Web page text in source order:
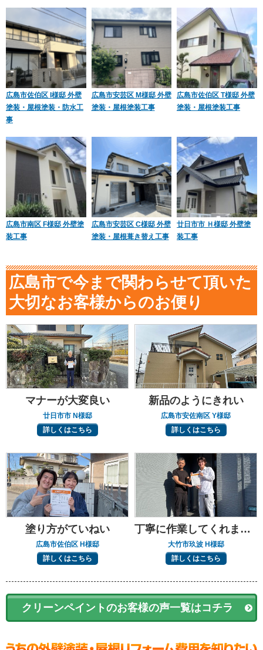
広島市佐伯区 I様邸 外壁
塗装・屋根塗装・防水工
事
広島市安芸区 M様邸 外壁
塗装・屋根塗装工事
広島市佐伯区 T様邸 外壁
塗装・屋根塗装工事
広島市南区 F様邸 外壁塗
装工事
広島市安芸区 C様邸 外壁
塗装・屋根葺き替え工事
廿日市市 Ｈ様邸 外壁塗
装工事
広島市で今まで関わらせて頂いた
大切なお客様からのお便り
マナーが大変良い
廿日市市 N様邸
詳しくはこちら
新品のようにきれい
広島市安佐南区 Y様邸
詳しくはこちら
塗り方がていねい
広島市佐伯区 H様邸
詳しくはこちら
丁寧に作業してくれました
大竹市玖波 H様邸
詳しくはこちら
クリーンペイントのお客様の声一覧はコチラ